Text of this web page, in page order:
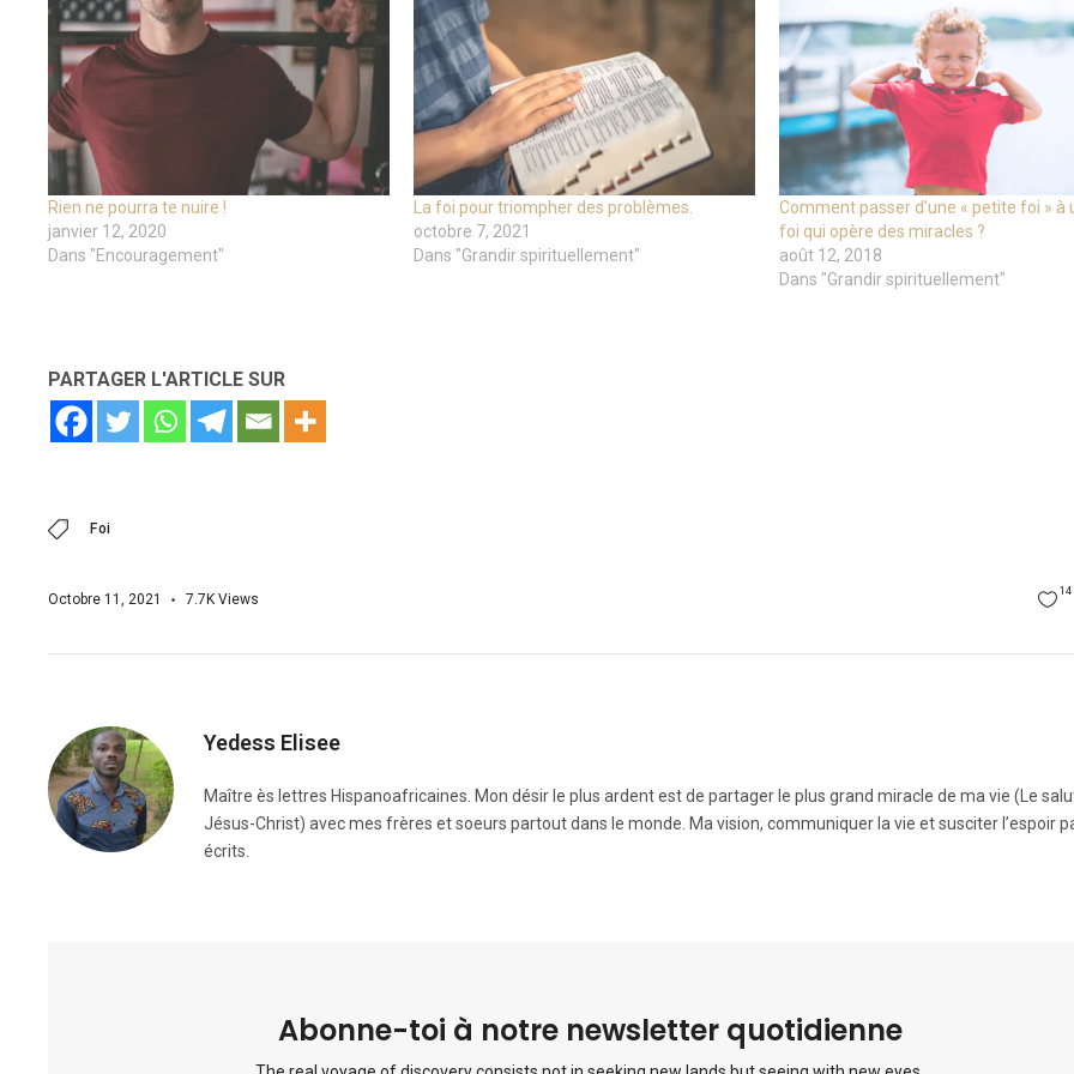
Rien ne pourra te nuire !
janvier 12, 2020
Dans "Encouragement"
La foi pour triompher des problèmes.
octobre 7, 2021
Dans "Grandir spirituellement"
Comment passer d’une « petite foi » à
foi qui opère des miracles ?
août 12, 2018
Dans "Grandir spirituellement"
PARTAGER L'ARTICLE SUR
Foi
Octobre 11, 2021 7.7K Views 14
Yedess Elisee
Maître ès lettres Hispanoafricaines. Mon désir le plus ardent est de partager le plus grand miracle de ma vie (Le
Jésus-Christ) avec mes frères et soeurs partout dans le monde. Ma vision, communiquer la vie et susciter l’espoir
écrits.
Abonne-toi à notre newsletter quotidienne